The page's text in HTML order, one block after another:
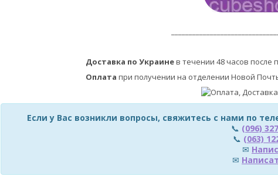
Доставка по Украинев течении 48 часов после
Оплата при получении на отделении Новой
Если у Вас возникли вопросы, свяжитесь с нами по
📞 (096)
📞 (063)
✉
✉